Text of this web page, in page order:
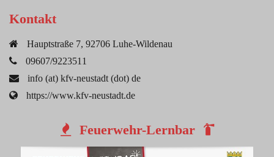
Kontakt
Hauptstraße 7, 92706 Luhe-Wildenau
09607/9223511
info (at) kfv-neustadt (dot) de
https://www.kfv-neustadt.de
Feuerwehr-Lernbar